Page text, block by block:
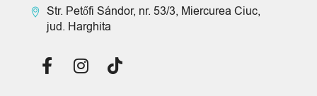
Str. Petőfi Sándor, nr. 53/3, Miercurea Ciuc,
jud. Harghita